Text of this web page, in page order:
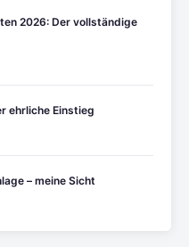
2026: Der vollständige
ehrliche Einstieg
– meine Sicht